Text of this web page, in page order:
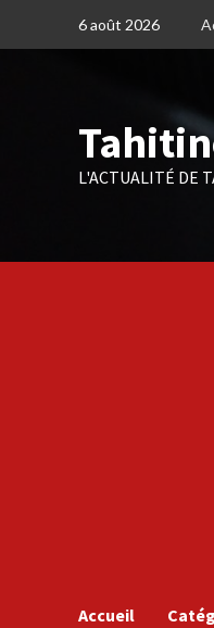
6 août 2026
L'ACTUALITÉ DE
Accueil